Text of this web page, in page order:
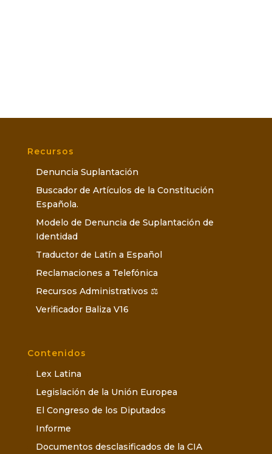
Recursos
Denuncia Suplantación
Buscador de Artículos de la Constitución
Española.
Modelo de Denuncia de Suplantación de
Identidad
Traductor de Latín a Español
Reclamaciones a Telefónica
Recursos Administrativos ⚖️
Verificador Baliza V16
Contenidos
Lex Latina
Legislación de la Unión Europea
El Congreso de los Diputados
Informe
Documentos desclasificados de la CIA